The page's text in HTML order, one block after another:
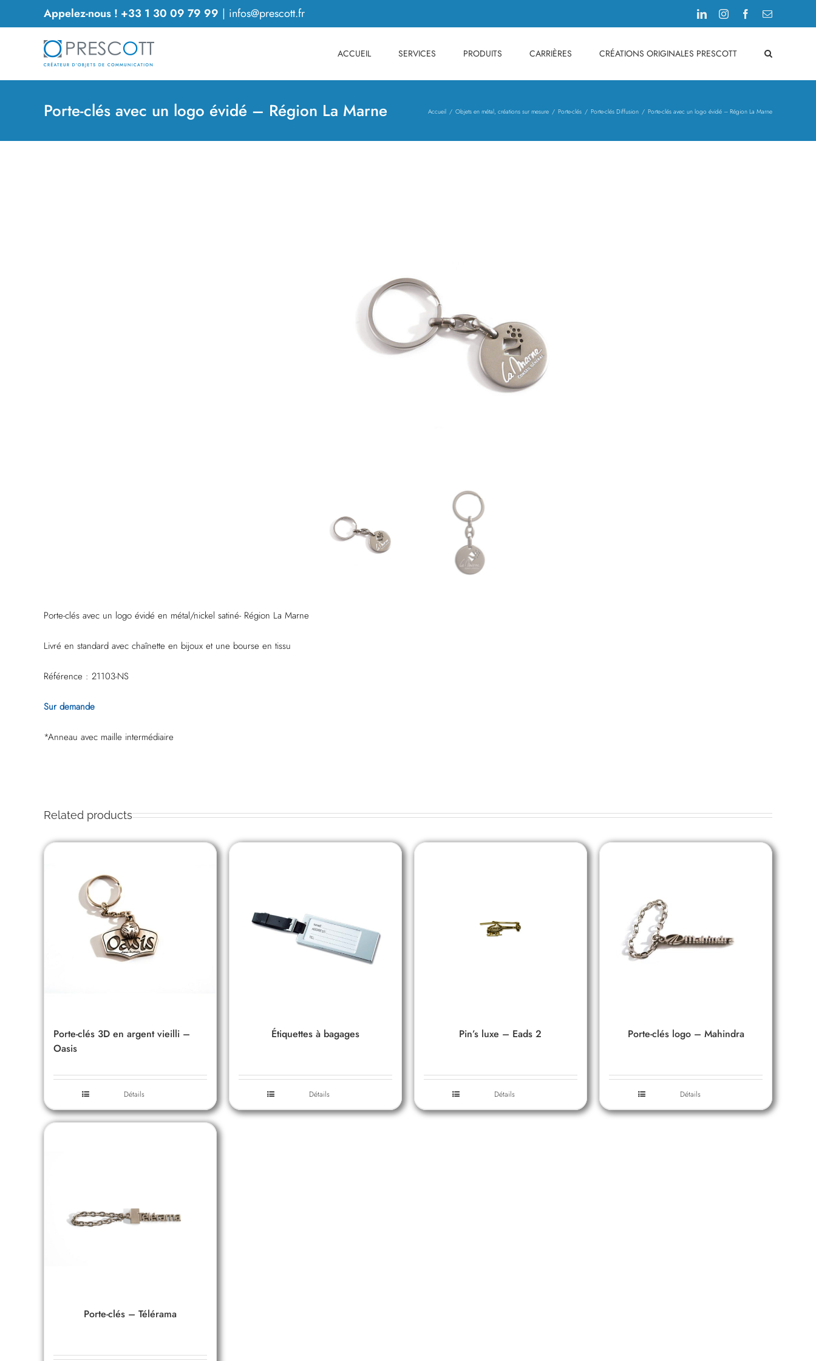
au
Appelez-nous ! +33 1 30 09 79 99 | infos@prescott.fr LinkedInInstagramFacebook
Email
ACCUEIL SERVICES PRODUITS CARRIÈRES CRÉATIONS ORIGINALES PRESCOTT
Porte-clés avec un logo évidé – Région La Marne Accueil Objets en métal, créations sur mesure Porte-clés Porte-clés Diffusion Porte-clés avec un logo évidé – Région La Marne
Porte-clés avec un logo évidé en métal/nickel satiné- Région La Marne
Livré en standard avec chaînette en bijoux et une bourse en tissu
Référence : 21103-NS
Sur demande
*Anneau avec maille intermédiaire
Related products
Porte-clés 3D en argent vieilli –
Oasis
Détails
Étiquettes à bagages
Détails
Pin’s luxe – Eads 2
Détails
Porte-clés logo – Mahindra
Détails
Porte-clés – Télérama